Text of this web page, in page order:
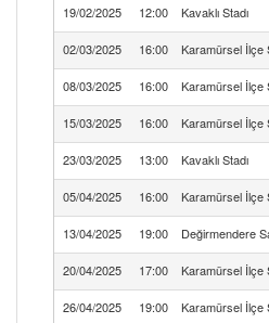
19/02/2025 12:00 Kavaklı Stadı
02/03/2025 16:00 Karamürsel İlçe
08/03/2025 16:00 Karamürsel İlçe
15/03/2025 16:00 Karamürsel İlçe
23/03/2025 13:00 Kavaklı Stadı
05/04/2025 16:00 Karamürsel İlçe
13/04/2025 19:00 Değirmendere
20/04/2025 17:00 Karamürsel İlçe
26/04/2025 19:00 Karamürsel İlçe